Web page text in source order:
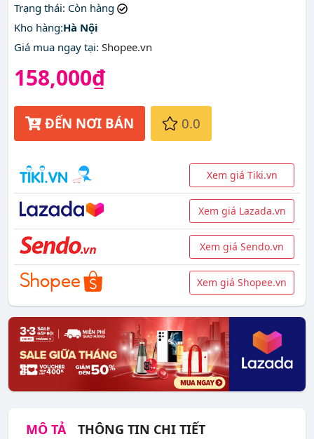
Trạng thái: Còn hàng
Kho hàng:Hà Nội
Giá mua ngay tại: Shopee.vn
158,000₫
ĐẾN NƠI BÁN 0.0
Xem giá Tiki.vn
Xem giá Lazada.vn
Xem giá Sendo.vn
Xem giá Shopee.vn
MÔ TẢ THÔNG TIN CHI TIẾT